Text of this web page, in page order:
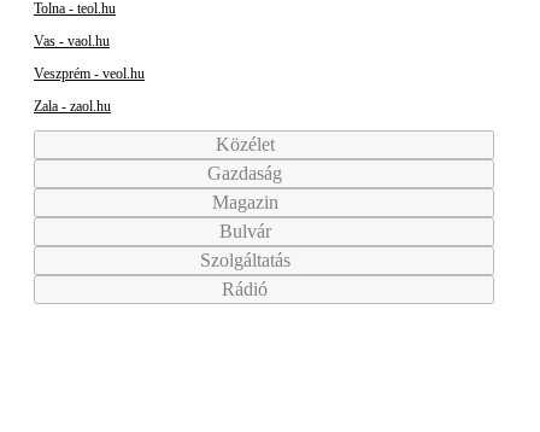
Tolna - teol.hu
Vas - vaol.hu
Veszprém - veol.hu
Zala - zaol.hu
Közélet
Gazdaság
Magazin
Bulvár
Szolgáltatás
Rádió